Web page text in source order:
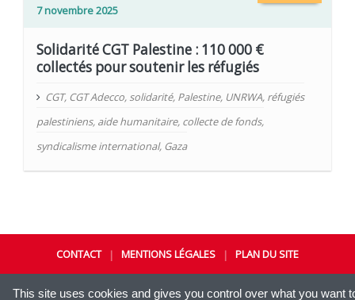
7 novembre 2025
Solidarité CGT Palestine : 110 000 €
collectés pour soutenir les réfugiés
CGT, CGT Adecco, solidarité, Palestine, UNRWA, réfugiés
palestiniens, aide humanitaire, collecte de fonds,
syndicalisme international, Gaza
CONTACT | MENTIONS LÉGALES |
PLAN DU SITE
This site uses cookies and gives you control over what you want